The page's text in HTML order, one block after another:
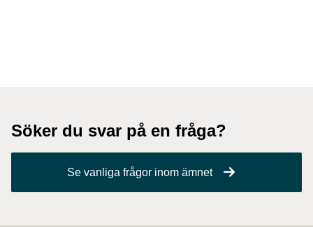
Söker du svar på en fråga?
Se vanliga frågor inom ämnet